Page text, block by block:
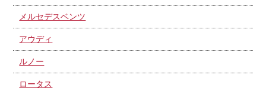
メルセデスベンツ
アウディ
ルノー
ロータス